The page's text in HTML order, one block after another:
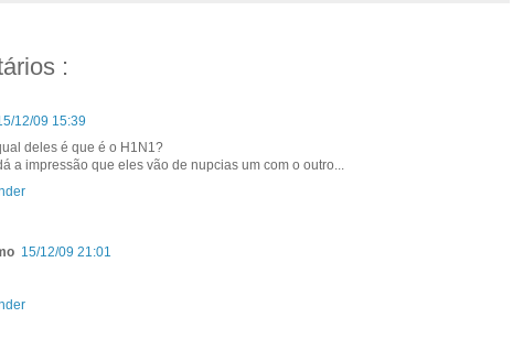
:
12/09 15:39
deles é que é o H1N1?
a impressão que eles vão de nupcias um com o outro...
15/12/09 21:01